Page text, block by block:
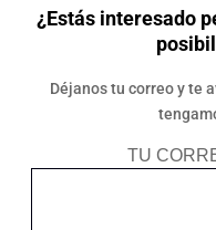
¿Estás interesado
Déjanos tu correo y te
TU